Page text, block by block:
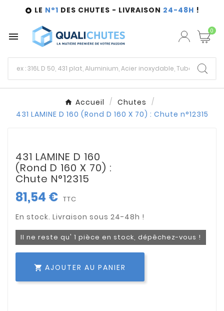
 LE N°1 DES CHUTES - LIVRAISON 24-48H !
 0
Accueil
Chutes
431 LAMINE D 160 (Rond D 160 X 70) : Chute n°12315
431 LAMINE D 160
(Rond D 160 X 70) :
Chute N°12315
81,54 € TTC
Il ne reste qu' 1 pièce en stock, dépêchez-vous !
 AJOUTER AU PANIER